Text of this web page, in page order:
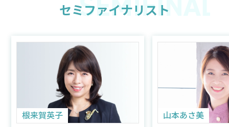
セミファイナリスト
根来賀英子 山本あさ美